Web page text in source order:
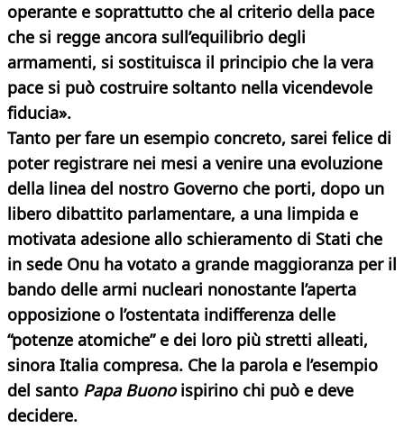
operante e soprattutto che al criterio della pace
che si regge ancora sull’equilibrio degli
armamenti, si sostituisca il principio che la vera
pace si può costruire soltanto nella vicendevole
fiducia».
Tanto per fare un esempio concreto, sarei felice di
poter registrare nei mesi a venire una evoluzione
della linea del nostro Governo che porti, dopo un
libero dibattito parlamentare, a una limpida e
motivata adesione allo schieramento di Stati che
in sede Onu ha votato a grande maggioranza per il
bando delle armi nucleari nonostante l’aperta
opposizione o l’ostentata indifferenza delle
“potenze atomiche” e dei loro più stretti alleati,
sinora Italia compresa. Che la parola e l’esempio
del santo Papa Buonoispirino chi può e deve
decidere.